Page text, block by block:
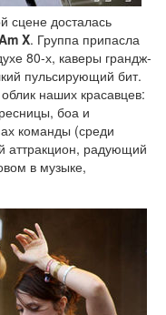
сцене досталась
X. Группа припасла
80-х, каверы грандж-
пульсирующий бит.
наших красавцев:
боа и
команды (среди
аттракцион, радующий
в музыке,